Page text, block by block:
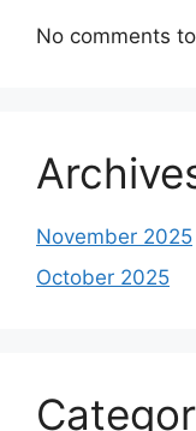
No comments
November 2025
October 2025